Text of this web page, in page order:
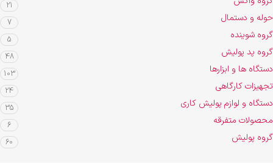
21
حوله و دستمال 7
گروه شوینده 5
گروه پد پولیش 48
دستگاه ها و ابزارها 103
تجهیزات کارگاهی 24
دستگاه و لوازم پولیش کاری 35
محصولات متفرقه 6
گروه پولیش 60